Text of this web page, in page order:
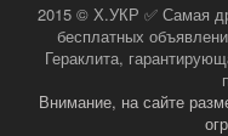
2015 © Х.УКР ✅ Самая
бесплатных
Гераклита,
Внимание, на сайте